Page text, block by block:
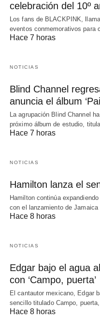
celebración del 10º
Los fans de BLACKPINK,
eventos conmemorativos para
Hace 7 horas
NOTICIAS
Blind Channel
anuncia el álbum
La agrupación Blind Channel
próximo álbum de estudio,
Hace 7 horas
NOTICIAS
Hamilton lanza el
Hamilton continúa
con el lanzamiento de
Hace 8 horas
NOTICIAS
Edgar bajo el agua
con ‘Campo, puerta’
El cantautor mexicano, Edgar
sencillo titulado Campo,
Hace 8 horas